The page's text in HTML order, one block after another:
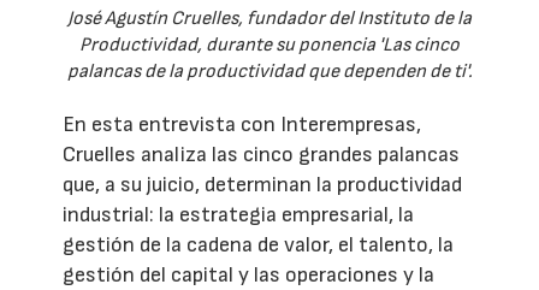
José Agustín Cruelles, fundador del Instituto de la
Productividad, durante su ponencia 'Las cinco
palancas de la productividad que dependen de ti'.
En esta entrevista con Interempresas,
Cruelles analiza las cinco grandes palancas
que, a su juicio, determinan la productividad
industrial: la estrategia empresarial, la
gestión de la cadena de valor, el talento, la
gestión del capital y las operaciones y la